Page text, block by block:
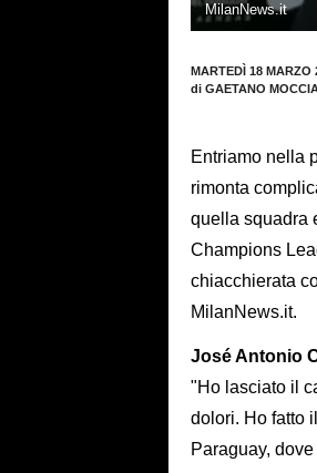
MilanNews.it
MARTEDÌ 18 MARZO
di GAETANO
Entriamo nella
rimonta
quella squadra
Champions
chiacchierata
MilanNews.it.
José Antonio
"Ho lasciato il
dolori. Ho fatto
Paraguay,